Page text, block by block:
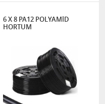
6 X 8 PA12 POLYAMİD
HORTUM